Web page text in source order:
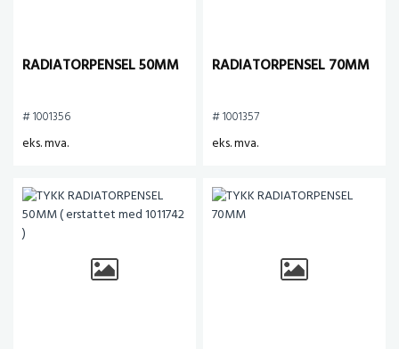
RADIATORPENSEL 50MM
# 1001356
eks. mva.
RADIATORPENSEL 70MM
# 1001357
eks. mva.